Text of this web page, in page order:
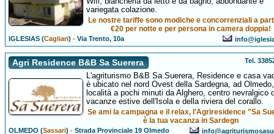
variegata colazione.
Le nostre tariffe sono modiche e concorrenziali a
€20 per notte e per persona in camera doppia!
IGLESIAS (Cagliari) -Via Trento, 10a
Agri Residence B&B Sa Suerera Tel.
L'agriturismo B&B Sa Suerera, Residence e casa
è ubicato nel nord Ovest della Sardegna, ad Olmedo,
località a pochi minuti da Alghero, centro nevralgico
vacanze estive dell'Isola e della riviera del corallo.
Se ami la campagna e il relax, l'Agriresidence "Sa
è la tua vacanza in Sardegn
OLMEDO (Sassari) -Strada Provinciale 19 Olmedo